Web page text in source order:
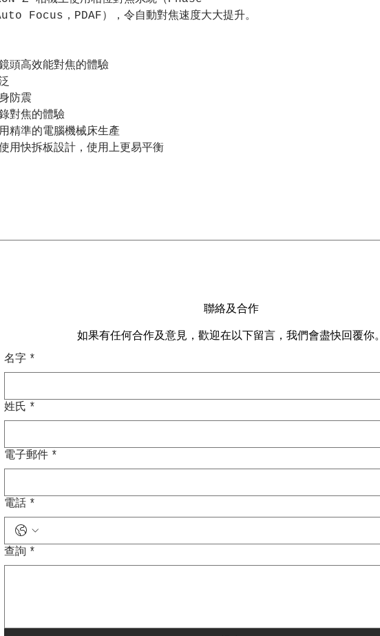
Focus，PDAF），令自動對焦速度大大提升。
頭高效能對焦的體驗
防震
對焦的體驗
精準的電腦機械床生產
用快拆板設計，使用上更易平衡
聯絡及合作
如果有任何合作及意見，歡迎在以下留言，我們會盡快回覆你。
名字 *
姓氏 *
電子郵件 *
電話 *
查詢 *